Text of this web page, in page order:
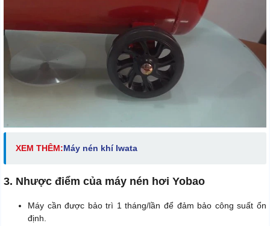
XEM THÊM:Máy nén khí Iwata
3. Nhược điểm của máy nén hơi Yobao
Máy cần được bảo trì 1 tháng/lần để đảm bảo công suất ổn
định.